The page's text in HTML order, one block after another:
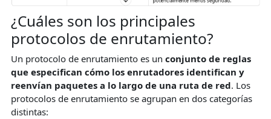
¿Cuáles son los principales
protocolos de enrutamiento?
Un protocolo de enrutamiento es un conjunto de reglas
que especifican cómo los enrutadores identifican y
reenvían paquetes a lo largo de una ruta de red. Los
protocolos de enrutamiento se agrupan en dos categorías
distintas: